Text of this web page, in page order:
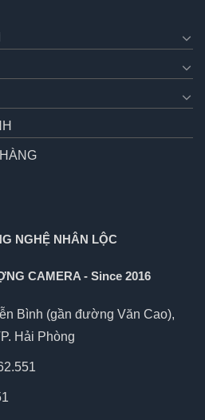
NGHỆ NHÂN LỘC
CAMERA - Since 2016
Bình (gần đường Văn Cao),
Hải Phòng